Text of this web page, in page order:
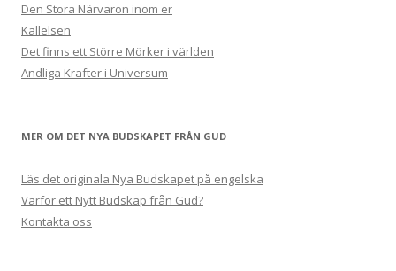
Den Stora Närvaron inom er
Kallelsen
Det finns ett Större Mörker i världen
Andliga Krafter i Universum
MER OM DET NYA BUDSKAPET FRÅN GUD
Läs det originala Nya Budskapet på engelska
Varför ett Nytt Budskap från Gud?
Kontakta oss